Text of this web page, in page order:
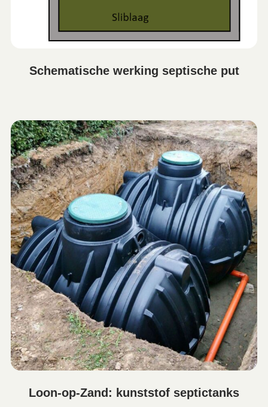
Schematische werking septische put
Loon-op-Zand: kunststof septictanks